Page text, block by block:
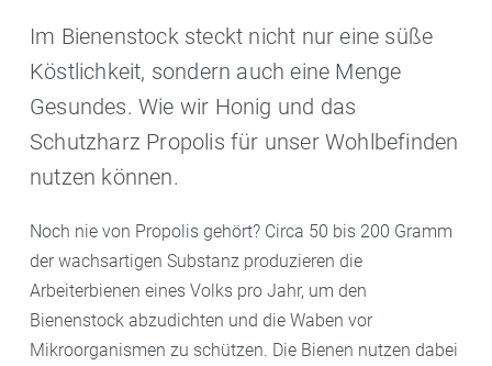
Im Bienenstock steckt nicht nur eine süße
Köstlichkeit, sondern auch eine Menge
Gesundes. Wie wir Honig und das
Schutzharz Propolis für unser Wohlbefinden
nutzen können.
Noch nie von Propolis gehört? Circa 50 bis 200 Gramm
der wachsartigen Substanz produzieren die
Arbeiterbienen eines Volks pro Jahr, um den
Bienenstock abzudichten und die Waben vor
Mikroorganismen zu schützen. Die Bienen nutzen dabei